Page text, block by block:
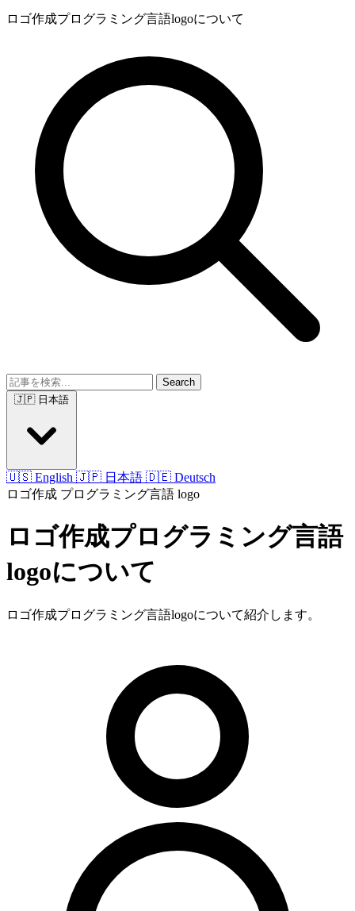
ロゴ作成プログラミング言語logoについて
Search
🇺🇸 English 🇯🇵 日本語 🇩🇪 Deutsch
ロゴ作成 プログラミング言語 logo
ロゴ作成プログラミング言語
logoについて
ロゴ作成プログラミング言語logoについて紹介します。